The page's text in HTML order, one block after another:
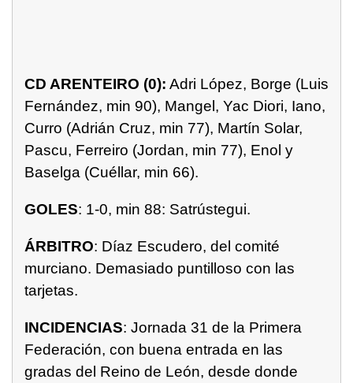
CD ARENTEIRO (0): Adri López, Borge (Luis
Fernández, min 90), Mangel, Yac Diori, Iano,
Curro (Adrián Cruz, min 77), Martín Solar,
Pascu, Ferreiro (Jordan, min 77), Enol y
Baselga (Cuéllar, min 66).
GOLES: 1-0, min 88: Satrústegui.
ÁRBITRO: Díaz Escudero, del comité
murciano. Demasiado puntilloso con las
tarjetas.
INCIDENCIAS: Jornada 31 de la Primera
Federación, con buena entrada en las
gradas del Reino de León, desde donde